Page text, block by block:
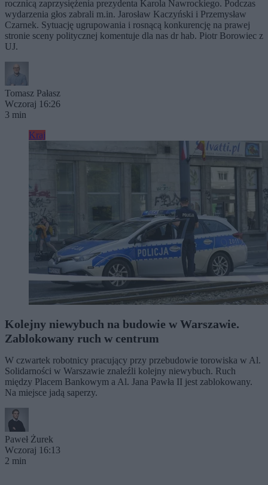
rocznicą zaprzysiężenia prezydenta Karola Nawrockiego. Podczas
wydarzenia głos zabrali m.in. Jarosław Kaczyński i Przemysław
Czarnek. Sytuację ugrupowania i rosnącą konkurencję na prawej
stronie sceny politycznej komentuje dla nas dr hab. Piotr Borowiec z
UJ.
Tomasz Pałasz
Wczoraj 16:26
3 min
Kraj
Kolejny niewybuch na budowie w Warszawie.
Zablokowany ruch w centrum
W czwartek robotnicy pracujący przy przebudowie torowiska w Al.
Solidarności w Warszawie znaleźli kolejny niewybuch. Ruch
między Placem Bankowym a Al. Jana Pawła II jest zablokowany.
Na miejsce jadą saperzy.
Paweł Żurek
Wczoraj 16:13
2 min